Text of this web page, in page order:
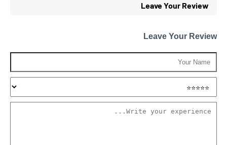
Leave Your Review
Leave Your Review